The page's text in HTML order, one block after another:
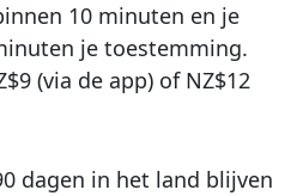
10 minuten en je
je toestemming.
(via de app) of NZ$12
dagen in het land blijven